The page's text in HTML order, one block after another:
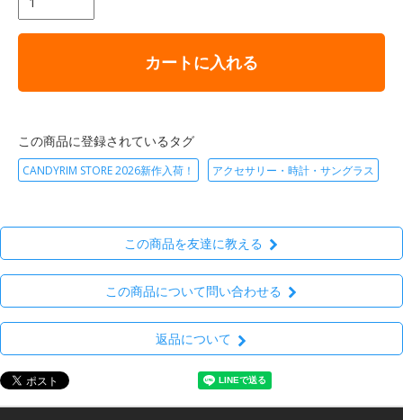
カートに入れる
この商品に登録されているタグ
CANDYRIM STORE 2026新作入荷！ アクセサリー・時計・サングラス
この商品を友達に教える
この商品について問い合わせる
返品について